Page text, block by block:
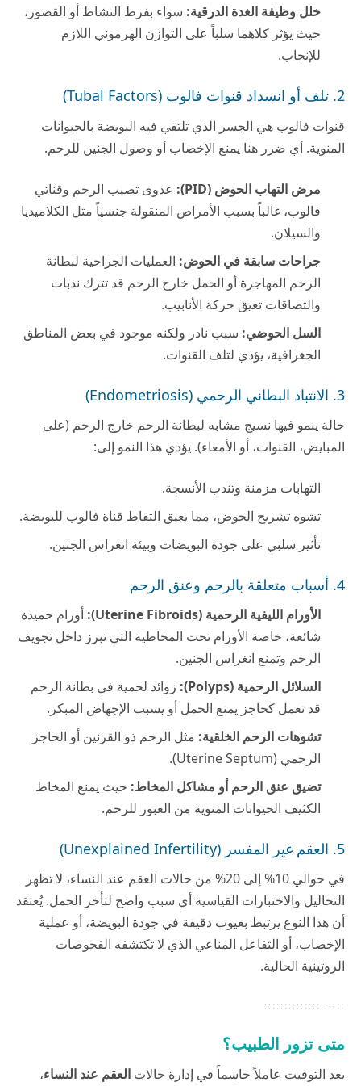
خلل وظيفة الغدة الدرقية: سواء بفرط النشاط أو القصور،
حيث يؤثر كلاهما سلباً على التوازن الهرموني اللازم
للإنجاب.
2. تلف أو انسداد قنوات فالوب (Tubal Factors)
قنوات فالوب هي الجسر الذي تلتقي فيه البويضة بالحيوانات
المنوية. أي ضرر هنا يمنع الإخصاب أو وصول الجنين للرحم.
مرض التهاب الحوض (PID):
عدوى تصيب الرحم وقناتي
فالوب، غالباً بسبب الأمراض المنقولة جنسياً مثل الكلاميديا
والسيلان.
جراحات سابقة في الحوض: العمليات الجراحية لبطانة
الرحم المهاجرة أو الحمل خارج الرحم قد تترك ندبات
والتصاقات تعيق حركة الأنابيب.
السل الحوضي: سبب نادر ولكنه موجود في بعض المناطق
الجغرافية، يؤدي لتلف القنوات.
3. الانتباذ البطاني الرحمي (Endometriosis)
حالة ينمو فيها نسيج مشابه لبطانة الرحم خارج الرحم (على
المبايض، القنوات، أو الأمعاء). يؤدي هذا النمو إلى:
التهابات مزمنة وتندب الأنسجة.
تشوه تشريح الحوض، مما يعيق التقاط قناة فالوب للبويضة.
تأثير سلبي على جودة البويضات وبيئة انغراس الجنين.
4. أسباب متعلقة بالرحم وعنق الرحم
الأورام الليفية الرحمية (Uterine Fibroids):
أورام حميدة
شائعة، خاصة الأورام تحت المخاطية التي تبرز داخل تجويف
الرحم وتمنع انغراس الجنين.
السلائل الرحمية (Polyps):
زوائد لحمية في بطانة الرحم
قد تعمل كحاجز يمنع الحمل أو يسبب الإجهاض المبكر.
تشوهات الرحم الخلقية: مثل الرحم ذو القرنين أو الحاجز
الرحمي (Uterine Septum).
تضيق عنق الرحم أو مشاكل المخاط: حيث يمنع المخاط
الكثيف الحيوانات المنوية من العبور للرحم.
5. العقم غير المفسر (Unexplained Infertility)
في حوالي 10% إلى 20% من حالات العقم عند النساء، لا تظهر
التحاليل والاختبارات القياسية أي سبب واضح لتأخر الحمل. يُعتقد
أن هذا النوع يرتبط بعيوب دقيقة في جودة البويضة، أو عملية
الإخصاب، أو التفاعل المناعي الذي لا تكتشفه الفحوصات
الروتينية الحالية.
متى تزور الطبيب؟
يعد التوقيت عاملاً حاسماً في إدارة حالات العقم عند النساء،